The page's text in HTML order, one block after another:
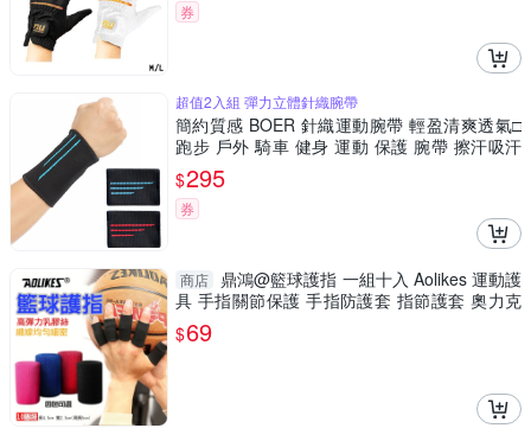
券
超值2入組 彈力立體針織腕帶
簡約質感 BOER 針織運動腕帶 輕盈清爽透氣□
跑步 戶外 騎車 健身 運動 保護 腕帶 擦汗吸汗
親膚好配戴 穿戴舒適 手腕巾□超值2入組!!
$295
券
商店
鼎鴻@籃球護指 一組十入 Aolikes 運動護
具 手指關節保護 手指防護套 指節護套 奧力克
斯
$69